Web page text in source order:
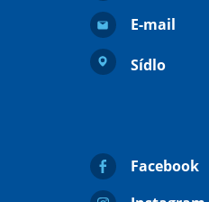
E-mail
Sídlo
Facebook